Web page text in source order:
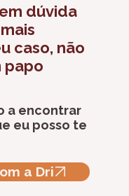
dúvida
caso, não
papo
a encontrar
eu posso te
a Dri